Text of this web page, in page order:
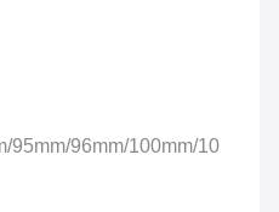
95mm/96mm/100mm/10